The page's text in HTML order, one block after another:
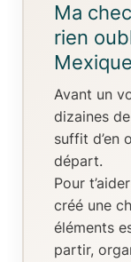
Ma
rien
Mexique
Avant un
dizaines
suffit d’en
départ.
Pour
créé une
éléments
partir,